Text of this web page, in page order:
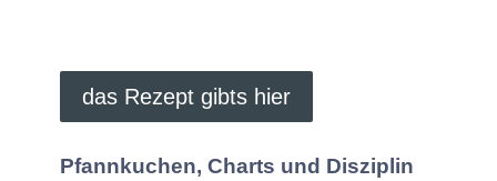
das Rezept gibts hier
Pfannkuchen, Charts und Disziplin